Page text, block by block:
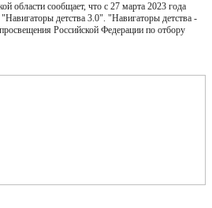
области сообщает, что с 27 марта 2023 года
детства 3.0". "Навигаторы детства -
Российской Федерации по отбору